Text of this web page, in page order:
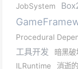
JobSystem
Procedural
工具开发 暗黑
ILRuntime
消逝